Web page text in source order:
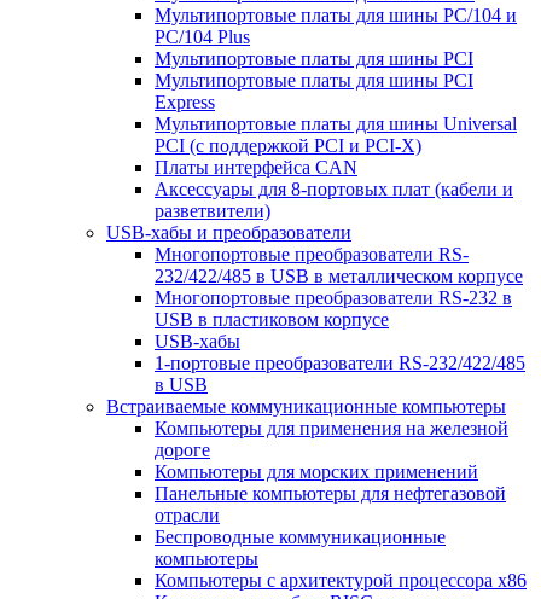
Мультипортовые платы для шины PC/104 и
PC/104 Plus
Мультипортовые платы для шины PCI
Мультипортовые платы для шины PCI
Express
Мультипортовые платы для шины Universal
PCI (с поддержкой PCI и PCI-X)
Платы интерфейса CAN
Аксессуары для 8-портовых плат (кабели и
разветвители)
USB-хабы и преобразователи
Многопортовые преобразователи RS-
232/422/485 в USB в металлическом корпусе
Многопортовые преобразователи RS-232 в
USB в пластиковом корпусе
USB-хабы
1-портовые преобразователи RS-232/422/485
в USB
Встраиваемые коммуникационные компьютеры
Компьютеры для применения на железной
дороге
Компьютеры для морских применений
Панельные компьютеры для нефтегазовой
отрасли
Беспроводные коммуникационные
компьютеры
Компьютеры с архитектурой процессора x86